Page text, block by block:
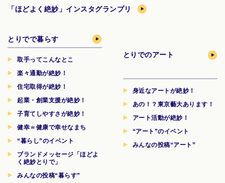
「ほどよく絶妙」インスタグランプリ
とりでで暮らす
取手ってこんなとこ
楽々通勤が絶妙！
住宅取得が絶妙！
起業・創業支援が絶妙！
子育てしやすさが絶妙！
健幸＝健康で幸せなまち
“暮らし”のイベント
ブランドメッセージ「ほどよ
く絶妙とりで」
みんなの投稿“暮らす”
とりでのアート
身近なアートが絶妙！
あの！？東京藝大あります！
アート活動が絶妙！
“アート”のイベント
みんなの投稿“アート”